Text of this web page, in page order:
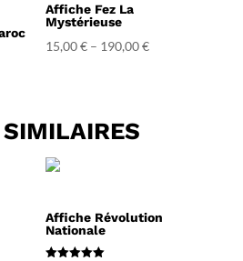
Affiche Fez La
Mystérieuse
15,00€ – 190,00€
Affiche Révolution
Nationale